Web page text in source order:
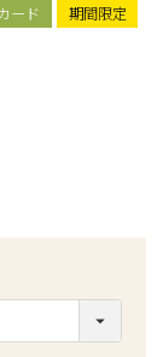
ード
期間限定